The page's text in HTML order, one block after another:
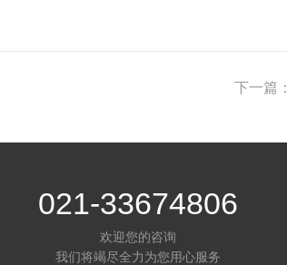
下一篇：
021-33674806
欢迎您的咨询
我们将竭尽全力为您用心服务